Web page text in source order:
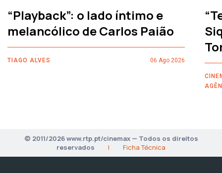
“Playback”: o lado íntimo e
melancólico de Carlos Paião
TIAGO ALVES 06 Ago 2026
© 2011/2026 www.rtp.pt/cinemax — Todos os direitos
reservados
| Ficha Técnica